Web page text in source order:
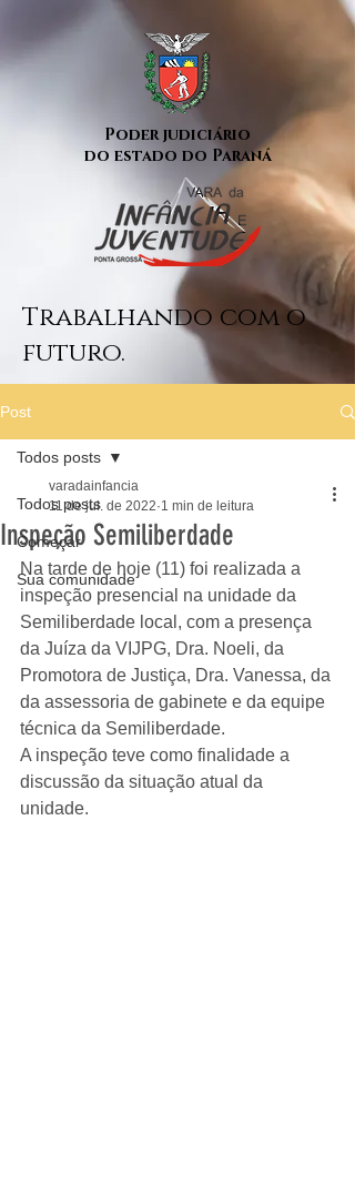
Poder judiciário
do estado do Paraná
Trabalhando com o
futuro.
Post
Todos posts
Começar
Sua comunidade
Todos posts
Inspeção Semiliberdade
varadainfancia
11 de jul. de 2022 1 min de leitura
Na tarde de hoje (11) foi realizada a
inspeção presencial na unidade da
Semiliberdade local, com a presença
da Juíza da VIJPG, Dra. Noeli, da
Promotora de Justiça, Dra. Vanessa, da
da assessoria de gabinete e da equipe
técnica da Semiliberdade.
A inspeção teve como finalidade a
discussão da situação atual da
unidade.